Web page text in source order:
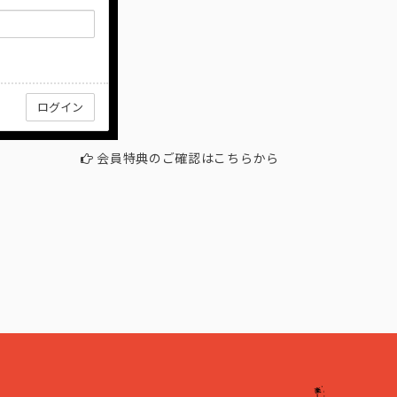
会員特典のご確認はこちらから